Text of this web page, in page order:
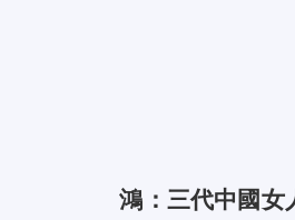
鴻：三代中國女